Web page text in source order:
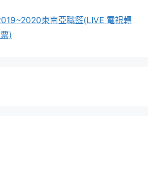
東南亞職籃(LIVE 電視轉
)